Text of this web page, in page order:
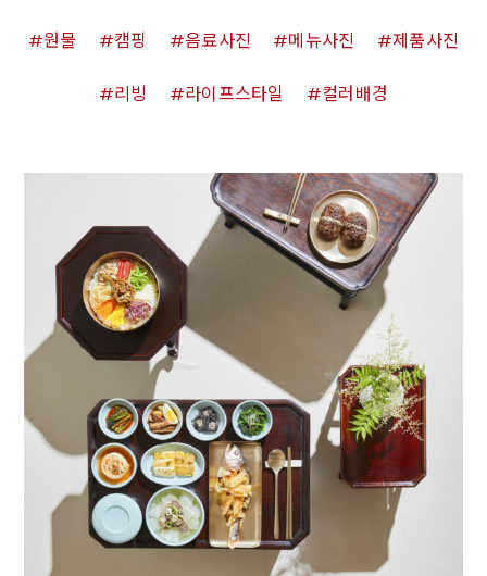
원물 캠핑 음료사진 메뉴사진 제품사진
리빙 라이프스타일 컬러배경